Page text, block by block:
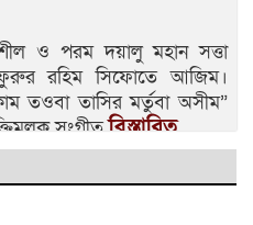
ও পরম দয়ালু মহান সত্তা
রহিম সিফোতে আজিম।
তওবা তাসির মর্তুবা অসীম”
সংগীতবিস্তারিত